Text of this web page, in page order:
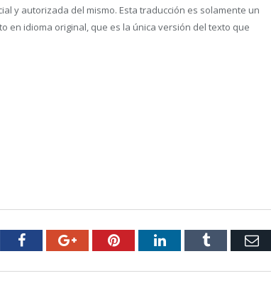
y autorizada del mismo. Esta traducción es solamente un
en idioma original, que es la única versión del texto que
FacebookGoogle+PinterestLinkedInTumblr